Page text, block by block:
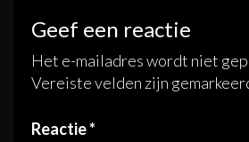
Geef een reactie
Het e-mailadres wordt niet
Vereiste velden zijn
Reactie*